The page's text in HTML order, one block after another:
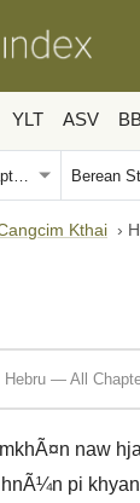
YLT ASV
Kthai ›
Hebru — All
naw
pi